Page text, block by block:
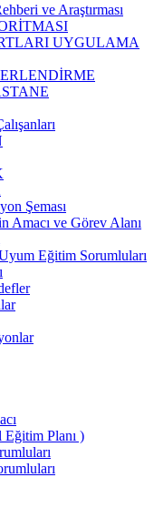
ve Araştırması
UYGULAMA
Şeması
Amacı ve Görev Alanı
Eğitim Sorumluları
Eğitim Planı )